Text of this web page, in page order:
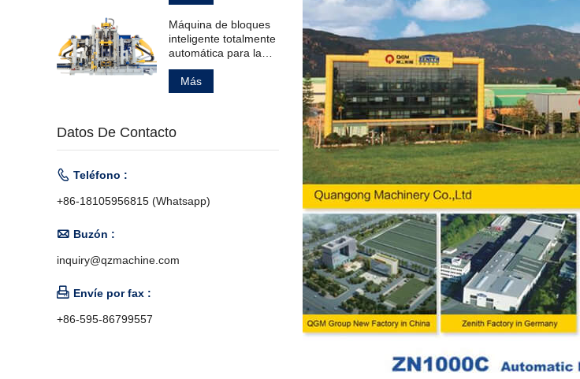
Máquina de bloques
inteligente totalmente
automática para la
fabricación de
productos de
hormigón.
Más
Datos De Contacto
 Teléfono :
+86-18105956815 (Whatsapp)
 Buzón :
inquiry@qzmachine.com
 Envíe por fax :
+86-595-86799557